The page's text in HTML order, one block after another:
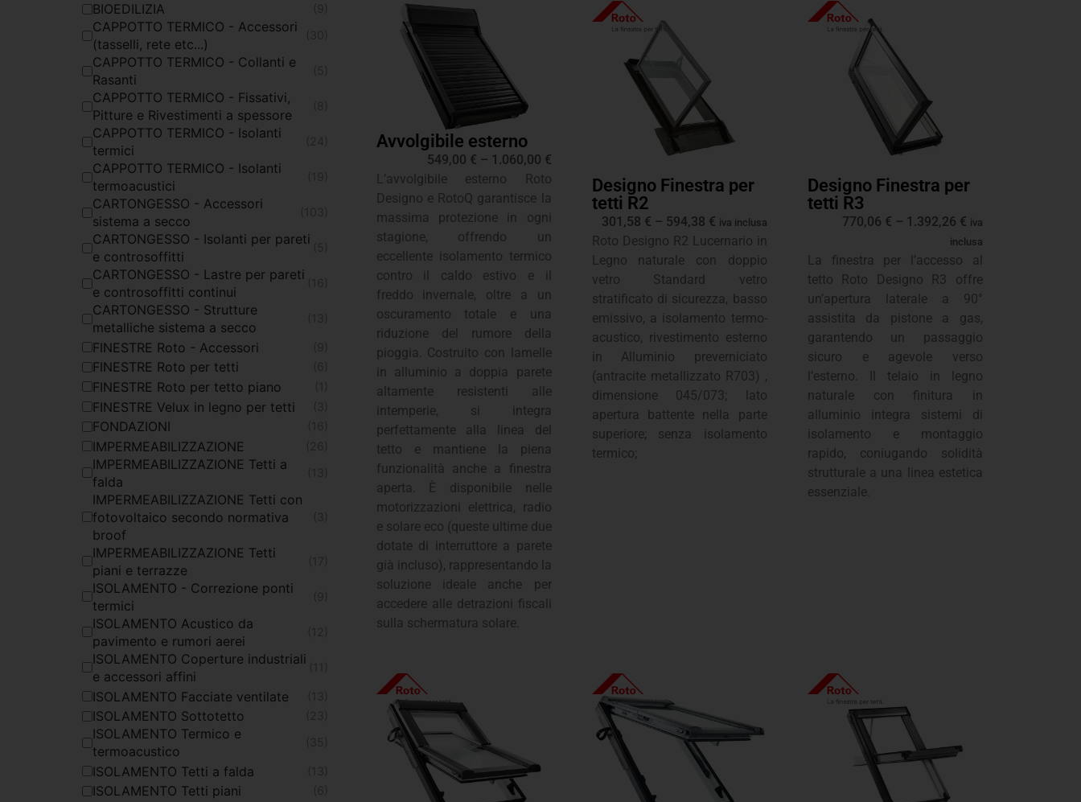
BIOEDILIZIA
CAPPOTTO TERMICO - Accessori
(tasselli, rete etc...)
CAPPOTTO TERMICO - Collanti e
Rasanti
CAPPOTTO TERMICO - Fissativi,
Pitture e Rivestimenti a spessore
CAPPOTTO TERMICO - Isolanti
termici
CAPPOTTO TERMICO - Isolanti
termoacustici
CARTONGESSO - Accessori
sistema a secco
CARTONGESSO - Isolanti per pareti
e controsoffitti
CARTONGESSO - Lastre per pareti
e controsoffitti continui
CARTONGESSO - Strutture
metalliche sistema a secco
FINESTRE Roto - Accessori
FINESTRE Roto per tetti
FINESTRE Roto per tetto piano
FINESTRE Velux in legno per tetti
FONDAZIONI
IMPERMEABILIZZAZIONE
IMPERMEABILIZZAZIONE Tetti a
falda
IMPERMEABILIZZAZIONE Tetti con
fotovoltaico secondo normativa
broof
IMPERMEABILIZZAZIONE Tetti
piani e terrazze
ISOLAMENTO - Correzione ponti
termici
ISOLAMENTO Acustico da
pavimento e rumori aerei
ISOLAMENTO Coperture industriali
e accessori affini
ISOLAMENTO Facciate ventilate
ISOLAMENTO Sottotetto
ISOLAMENTO Termico e
termoacustico
ISOLAMENTO Tetti a falda
ISOLAMENTO Tetti piani
Avvolgibile esterno
549,00 € – 1.060,00 €
L’avvolgibile esterno Roto
Designo e RotoQ garantisce la
massima protezione in ogni
stagione, offrendo un
eccellente isolamento termico
contro il caldo estivo e il
freddo invernale, oltre a un
oscuramento totale e una
riduzione del rumore della
pioggia. Costruito con lamelle
in alluminio a doppia parete
altamente resistenti alle
intemperie, si integra
perfettamente alla linea del
tetto e mantiene la piena
funzionalità anche a finestra
aperta. È disponibile nelle
motorizzazioni elettrica, radio
e solare eco (queste ultime due
dotate di interruttore a parete
già incluso), rappresentando la
soluzione ideale anche per
accedere alle detrazioni fiscali
sulla schermatura solare.
Designo Finestra per
tetti R2
301,58 € – 594,38 € iva inclusa
Roto Designo R2 Lucernario in
Legno naturale con doppio
vetro Standard vetro
stratificato di sicurezza, basso
emissivo, a isolamento termo-
acustico, rivestimento esterno
in Alluminio preverniciato
(antracite metallizzato R703) ,
dimensione 045/073; lato
apertura battente nella parte
superiore; senza isolamento
termico;
Designo Finestra per
tetti R3
770,06 € – 1.392,26 € iva
inclusa
La finestra per l’accesso al
tetto Roto Designo R3 offre
un’apertura laterale a 90°
assistita da pistone a gas,
garantendo un passaggio
sicuro e agevole verso
l’esterno. Il telaio in legno
naturale con finitura in
alluminio integra sistemi di
isolamento e montaggio
rapido, coniugando solidità
strutturale a una linea estetica
essenziale.